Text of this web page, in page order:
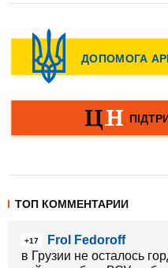
ТОП КОММЕНТАРИИ
+17
Frol Fedoroff
в Грузии не осталось